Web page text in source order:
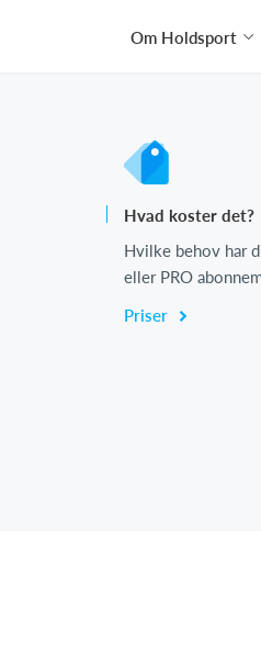
Om Holdsport
Hvad koster det?
Hvilke behov har
eller PRO
Priser